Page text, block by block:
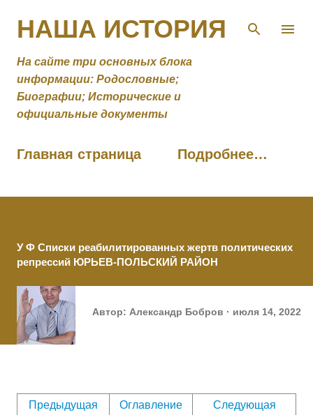
НАША ИСТОРИЯ
На сайте три основных блока
информации: Родословные;
Биографии; Исторические и
официальные документы
Главная страница Подробнее…
У Ф Списки реабилитированных жертв политических
репрессий ЮРЬЕВ-ПОЛЬСКИЙ РАЙОН
Автор: Александр Бобров июля 14, 2022
Предыдущая
Оглавление
Следующая